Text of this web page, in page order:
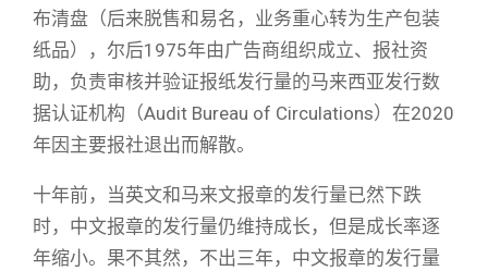
布清盘（后来脱售和易名，业务重心转为生产包装
纸品），尔后1975年由广告商组织成立、报社资
助，负责审核并验证报纸发行量的马来西亚发行数
据认证机构（Audit Bureau of Circulations）在2020
年因主要报社退出而解散。
十年前，当英文和马来文报章的发行量已然下跌
时，中文报章的发行量仍维持成长，但是成长率逐
年缩小。果不其然，不出三年，中文报章的发行量